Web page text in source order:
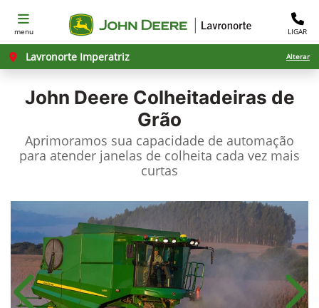
menu LIGAR
Lavronorte Imperatriz Alterar
John Deere Colheitadeiras de
Grão
Aprimoramos sua capacidade de automação
para atender janelas de colheita cada vez mais
curtas
Anterior